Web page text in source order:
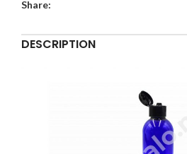
Share:
DESCRIPTION